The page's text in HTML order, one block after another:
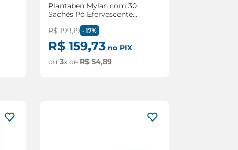
Plantaben Mylan com 30
Sachês Pó Efervescente
R$ 199,19 - 17%
R$ 159,73no PIX
ou 3x de R$ 54,89